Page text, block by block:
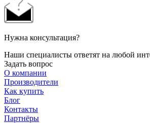
Нужна консультация?
Наши специалисты ответят на любой
Задать вопрос
О компании
Производители
Как купить
Блог
Контакты
Партнёры